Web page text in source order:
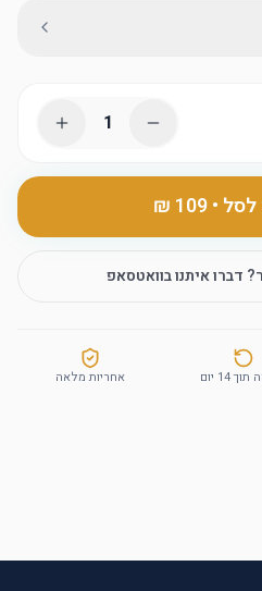
1
לסל •
‏109 ₪
דברו איתנו בוואטסאפ
14 יום אחריות מלאה